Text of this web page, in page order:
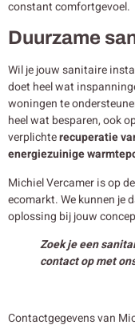
constant comfortgevoel.
Duurzame
Wil je jouw sanitaire
doet heel wat
woningen te
heel wat besparen, ook
verplichterecuperatie
energiezuinige
Michiel Vercamer is op
ecomarkt. We kunnen je
oplossing bij jouw
Zoek je een
contact op met
Contactgegevens van